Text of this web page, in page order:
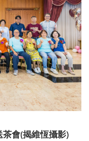
會(揭維恆攝影)